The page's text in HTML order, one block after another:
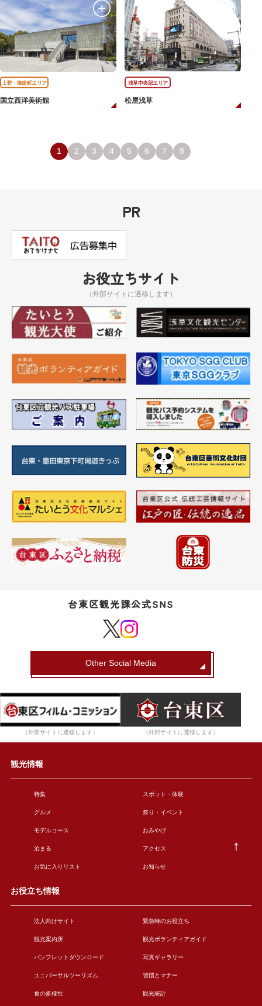
上野・御徒町エリア
国立西洋美術館
浅草中央部エリア
松屋浅草
1 2 3 4 5 6 7 8
PR
お役立ちサイト
（外部サイトに遷移します）
台東区観光課公式SNS
Other Social Media
（外部サイトに遷移します） （外部サイトに遷移します）
観光情報
特集 スポット・体験
グルメ 祭り・イベント
モデルコース おみやげ
泊まる アクセス
お気に入りリスト お知らせ
お役立ち情報
法人向けサイト 緊急時のお役立ち
観光案内所 観光ボランティアガイド
パンフレットダウンロード 写真ギャラリー
ユニバーサルツーリズム 習慣とマナー
食の多様性 観光統計